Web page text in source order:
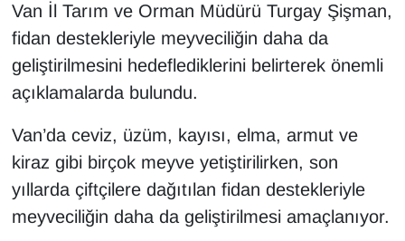
Van İl Tarım ve Orman Müdürü Turgay Şişman,
fidan destekleriyle meyveciliğin daha da
geliştirilmesini hedeflediklerini belirterek önemli
açıklamalarda bulundu.
Van’da ceviz, üzüm, kayısı, elma, armut ve
kiraz gibi birçok meyve yetiştirilirken, son
yıllarda çiftçilere dağıtılan fidan destekleriyle
meyveciliğin daha da geliştirilmesi amaçlanıyor.
KURDÎ
MAGAZİN
ONE EKONOMİ
POLİTİKA